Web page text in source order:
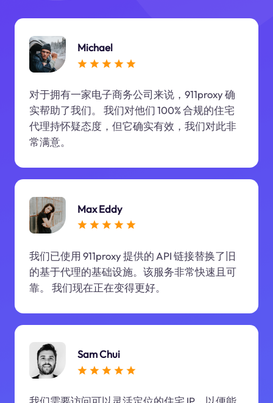
Michael
对于拥有一家电子商务公司来说，911proxy 确
实帮助了我们。 我们对他们 100% 合规的住宅
代理持怀疑态度，但它确实有效，我们对此非
常满意。
Max Eddy
我们已使用 911proxy 提供的 API 链接替换了旧
的基于代理的基础设施。该服务非常快速且可
靠。 我们现在正在变得更好。
Sam Chui